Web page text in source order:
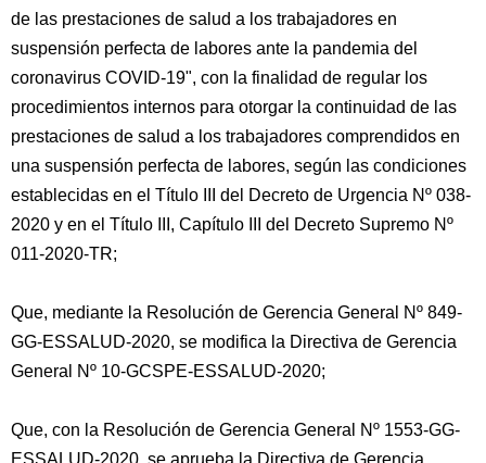
de las prestaciones de salud a los trabajadores en
suspensión perfecta de labores ante la pandemia del
coronavirus COVID-19", con la finalidad de regular los
procedimientos internos para otorgar la continuidad de las
prestaciones de salud a los trabajadores comprendidos en
una suspensión perfecta de labores, según las condiciones
establecidas en el Título III del Decreto de Urgencia Nº 038-
2020 y en el Título III, Capítulo III del Decreto Supremo Nº
011-2020-TR;
Que, mediante la Resolución de Gerencia General Nº 849-
GG-ESSALUD-2020, se modifica la Directiva de Gerencia
General Nº 10-GCSPE-ESSALUD-2020;
Que, con la Resolución de Gerencia General Nº 1553-GG-
ESSALUD-2020, se aprueba la Directiva de Gerencia